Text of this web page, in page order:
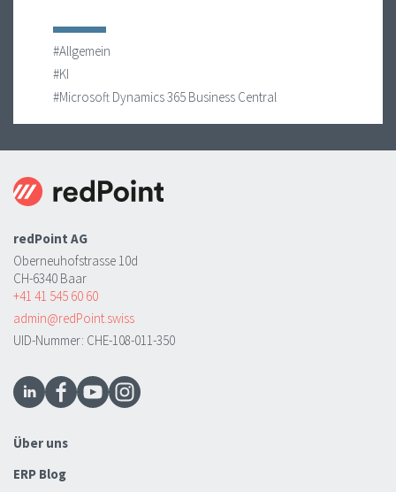
#Allgemein
#KI
#Microsoft Dynamics 365 Business Central
redPoint AG
Oberneuhofstrasse 10d
CH-6340 Baar
+41 41 545 60 60
admin@redPoint.swiss
UID-Nummer: CHE-108-011-350
Über uns
ERP Blog